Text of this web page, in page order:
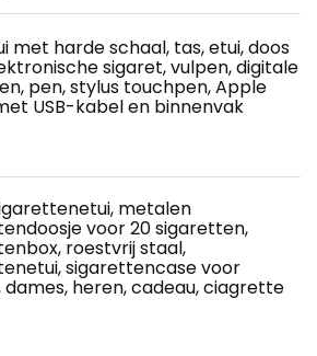
met harde schaal, tas, etui, doos
sigaret, vulpen, digitale
pen, stylus touchpen, Apple
USB-kabel en binnenvak
metalen
voor 20 sigaretten,
roestvrij staal,
sigarettencase voor
dames, heren, cadeau, ciagrette